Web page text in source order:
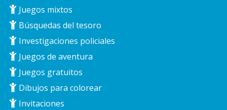
Juegos mixtos
Búsquedas del tesoro
Investigaciones policiales
Juegos de aventura
Juegos gratuitos
Dibujos para colorear
Invitaciones